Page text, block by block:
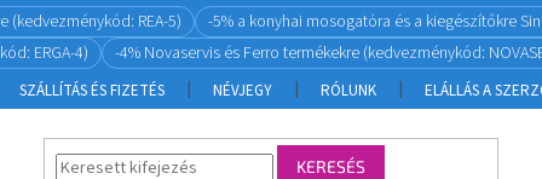
(kedvezménykód: REA-5)
-5% a konyhai mosogatóra és a kiegészítőkre
ERGA-4)
-4% Novaservis és Ferro termékekre (kedvezménykód:
SZÁLLÍTÁS ÉS FIZETÉS NÉVJEGY RÓLUNK ELÁLLÁS A
KERESÉS